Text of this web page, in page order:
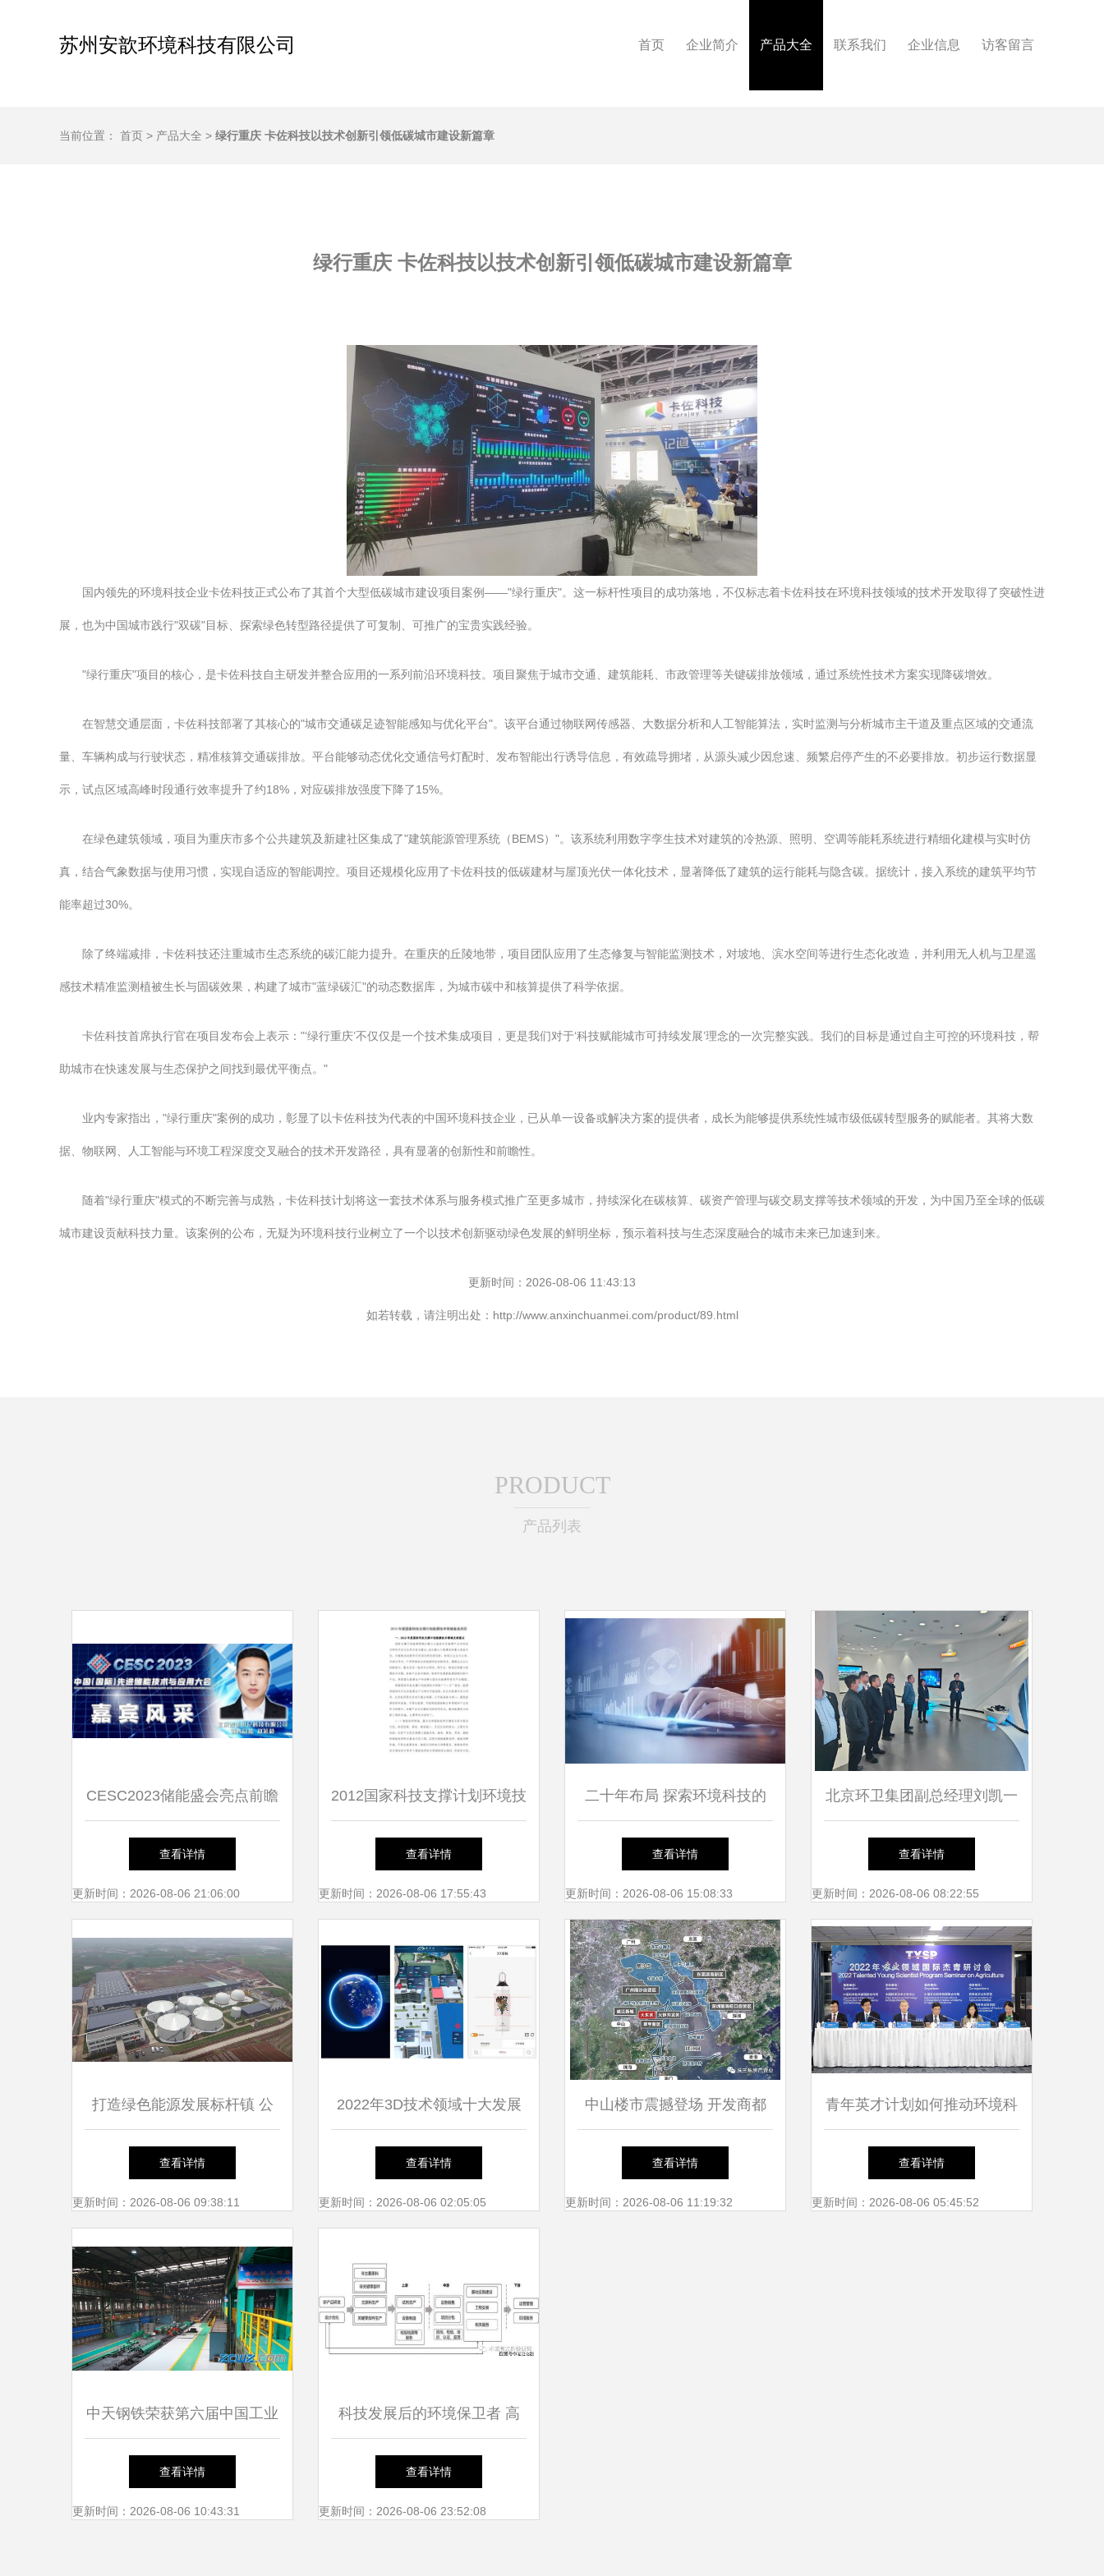
苏州安歆环境科技有限公司 首页 企业简介 产品大全 联系我们 企业信息 访客留言
当前位置： 首页 > 产品大全 > 绿行重庆 卡佐科技以技术创新引领低碳城市建设新篇章
绿行重庆 卡佐科技以技术创新引领低碳城市建设新篇章
国内领先的环境科技企业卡佐科技正式公布了其首个大型低碳城市建设项目案例——"绿行重庆"。这一标杆性项目的成功落地，不仅标志着卡佐科技在环境科技领域的技术开发取得了突破性进
展，也为中国城市践行"双碳"目标、探索绿色转型路径提供了可复制、可推广的宝贵实践经验。
"绿行重庆"项目的核心，是卡佐科技自主研发并整合应用的一系列前沿环境科技。项目聚焦于城市交通、建筑能耗、市政管理等关键碳排放领域，通过系统性技术方案实现降碳增效。
在智慧交通层面，卡佐科技部署了其核心的"城市交通碳足迹智能感知与优化平台"。该平台通过物联网传感器、大数据分析和人工智能算法，实时监测与分析城市主干道及重点区域的交通流
量、车辆构成与行驶状态，精准核算交通碳排放。平台能够动态优化交通信号灯配时、发布智能出行诱导信息，有效疏导拥堵，从源头减少因怠速、频繁启停产生的不必要排放。初步运行数据显
示，试点区域高峰时段通行效率提升了约18%，对应碳排放强度下降了15%。
在绿色建筑领域，项目为重庆市多个公共建筑及新建社区集成了"建筑能源管理系统（BEMS）"。该系统利用数字孪生技术对建筑的冷热源、照明、空调等能耗系统进行精细化建模与实时仿
真，结合气象数据与使用习惯，实现自适应的智能调控。项目还规模化应用了卡佐科技的低碳建材与屋顶光伏一体化技术，显著降低了建筑的运行能耗与隐含碳。据统计，接入系统的建筑平均节
能率超过30%。
除了终端减排，卡佐科技还注重城市生态系统的碳汇能力提升。在重庆的丘陵地带，项目团队应用了生态修复与智能监测技术，对坡地、滨水空间等进行生态化改造，并利用无人机与卫星遥
感技术精准监测植被生长与固碳效果，构建了城市"蓝绿碳汇"的动态数据库，为城市碳中和核算提供了科学依据。
卡佐科技首席执行官在项目发布会上表示："‘绿行重庆’不仅仅是一个技术集成项目，更是我们对于‘科技赋能城市可持续发展’理念的一次完整实践。我们的目标是通过自主可控的环境科技，帮
助城市在快速发展与生态保护之间找到最优平衡点。"
业内专家指出，"绿行重庆"案例的成功，彰显了以卡佐科技为代表的中国环境科技企业，已从单一设备或解决方案的提供者，成长为能够提供系统性城市级低碳转型服务的赋能者。其将大数
据、物联网、人工智能与环境工程深度交叉融合的技术开发路径，具有显著的创新性和前瞻性。
随着"绿行重庆"模式的不断完善与成熟，卡佐科技计划将这一套技术体系与服务模式推广至更多城市，持续深化在碳核算、碳资产管理与碳交易支撑等技术领域的开发，为中国乃至全球的低碳
城市建设贡献科技力量。该案例的公布，无疑为环境科技行业树立了一个以技术创新驱动绿色发展的鲜明坐标，预示着科技与生态深度融合的城市未来已加速到来。
更新时间：2026-08-06 11:43:13
如若转载，请注明出处：http://www.anxinchuanmei.com/product/89.html
PRODUCT
产品列表
CESC2023储能盛会亮点前瞻
光热熔盐、飞轮储能与液流电
池的绿色革新
查看详情
更新时间：2026-08-06 21:06:00
2012国家科技支撑计划环境技
术备选项目公示 环境科技技
术开发新进展
查看详情
更新时间：2026-08-06 17:55:43
二十年布局 探索环境科技的
未来浪潮
查看详情
更新时间：2026-08-06 15:08:33
北京环卫集团副总经理刘凯一
行莅临杰瑞参观调研环境科技
领域技术研发
查看详情
更新时间：2026-08-06 08:22:55
打造绿色能源发展标杆镇 公
共机构绿电使用率达50%以上
的路径与创新
查看详情
更新时间：2026-08-06 09:38:11
2022年3D技术领域十大发展
趋势 老子云技术引领环境科
技革新
查看详情
更新时间：2026-08-06 02:05:05
中山楼市震撼登场 开发商都
没想到的惊喜，区域内环境科
技技术开发内幕曝光
查看详情
更新时间：2026-08-06 11:19:32
青年英才计划如何推动环境科
技领域技术开发
查看详情
更新时间：2026-08-06 05:45:52
中天钢铁荣获第六届中国工业
大奖 环境科技领域的创新典
范
查看详情
更新时间：2026-08-06 10:43:31
科技发展后的环境保卫者 高
能环境基础财务分析与环境科
技技术开发探析
查看详情
更新时间：2026-08-06 23:52:08